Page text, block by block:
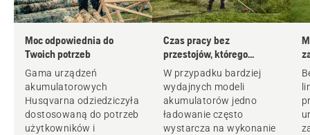
Moc odpowiednia do
Twoich potrzeb
Gama urządzeń
akumulatorowych
Husqvarna odziedziczyła
dostosowaną do potrzeb
użytkowników i
Czas pracy bez
przestojów, którego
potrzebujesz
W przypadku bardziej
wydajnych modeli
akumulatorów jedno
ładowanie często
wystarcza na wykonanie